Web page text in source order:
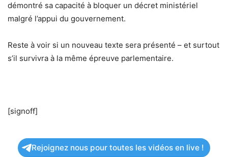
démontré sa capacité à bloquer un décret ministériel
malgré l’appui du gouvernement.
Reste à voir si un nouveau texte sera présenté – et surtout
s’il survivra à la même épreuve parlementaire.
[signoff]
Rejoignez nous pour toutes les vidéos en live !